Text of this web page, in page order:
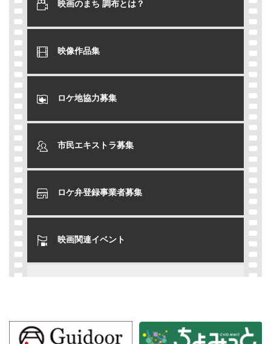
映画のまち 調布とは？
映像作品集
ロケ地協力募集
市民エキストラ募集
ロケ弁登録事業者募集
映画関連イベント